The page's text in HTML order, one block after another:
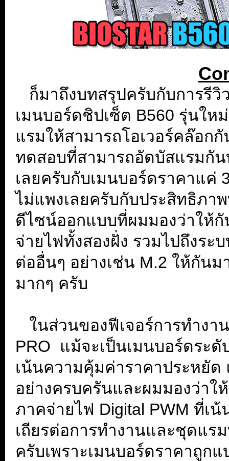
ก็มาถึงบทสรุปครับกับการรีวิ
เมนบอร์ดชิปเซ็ต B560 รุ่นใ
แรมให้สามารถโอเวอร์คล๊อ
ทดสอบที่สามารถอัดบัสแรมกั
เลยครับกับเมนบอร์ดราคาแค่
ไม่แพงเลยครับกับประสิทธิภา
ดีไซน์ออกแบบที่ผมมองว่าให้
จ่ายไฟทั้งสองฝั่ง รวมไปถึงระ
ต่ออื่นๆ อย่างเช่น M.2 ให้กันม
มากๆ ครับ
ในส่วนของฟีเจอร์การทำงา
PRO แม้จะเป็นเมนบอร์ดระดั
เน้นความคุ้มค่าราคาประหยั
อย่างครบครันและผมมองว่าใ
ภาคจ่ายไฟ Digital PWM ที่เ
เถียรต่อการทำงานและชุดแร
ครับเพราะเมนบอร์ดราคาถูก